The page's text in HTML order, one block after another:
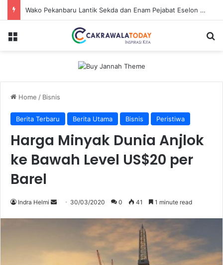
Wako Pekanbaru Lantik Sekda dan Enam Pejabat Eselon Lainnya
Menu
Home / Bisnis
Berita Terbaru Berita Utama Bisnis Peristiwa
Harga Minyak Dunia Anjlok
ke Bawah Level US$20 per
Barel
Indra Helmi
Send 30/03/2020 0 41 1 minute read